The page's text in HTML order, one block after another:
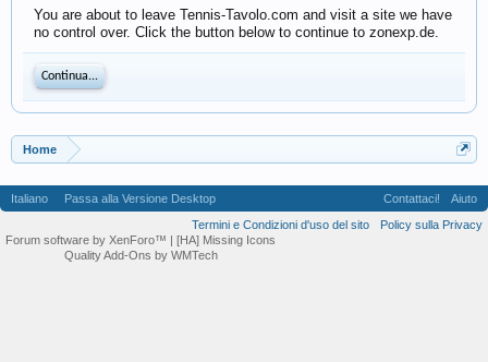
You are about to leave Tennis-Tavolo.com and visit a site we have
no control over. Click the button below to continue to zonexp.de.
Continua...
Home
Italiano Passa alla Versione Desktop Contattaci!
Aiuto
Termini e Condizioni d'uso del sito
Policy sulla Privacy
Forum software by XenForo™ | [HA] Missing Icons
Quality Add-Ons by WMTech